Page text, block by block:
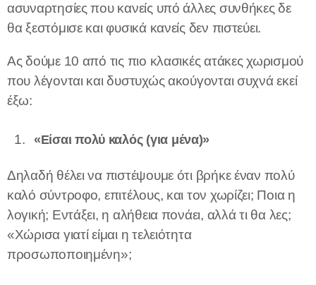
ασυναρτησίες που κανείς υπό άλλες συνθήκες δε
θα ξεστόμισε και φυσικά κανείς δεν πιστεύει.
Ας δούμε 10 από τις πιο κλασικές ατάκες χωρισμού
που λέγονται και δυστυχώς ακούγονται συχνά εκεί
έξω:
«Είσαι πολύ καλός (για μένα)»
Δηλαδή θέλει να πιστέψουμε ότι βρήκε έναν πολύ
καλό σύντροφο, επιτέλους, και τον χωρίζει; Ποια η
λογική; Εντάξει, η αλήθεια πονάει, αλλά τι θα λες;
«Χώρισα γιατί είμαι η τελειότητα
προσωποποιημένη»;